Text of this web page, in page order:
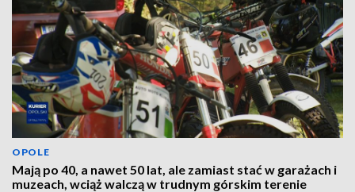
OPOLE
Mają po 40, a nawet 50 lat, ale zamiast stać w garażach i
muzeach, wciąż walczą w trudnym górskim terenie